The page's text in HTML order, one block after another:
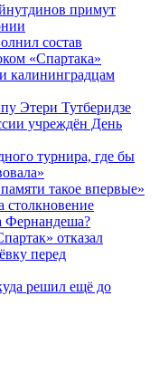
примут
состав
«Спартака»
калининградцам
Этери Тутберидзе
учреждён День
турнира, где бы
такое впервые»
столкновение
Фернандеша?
отказал
перед
решил ещё до